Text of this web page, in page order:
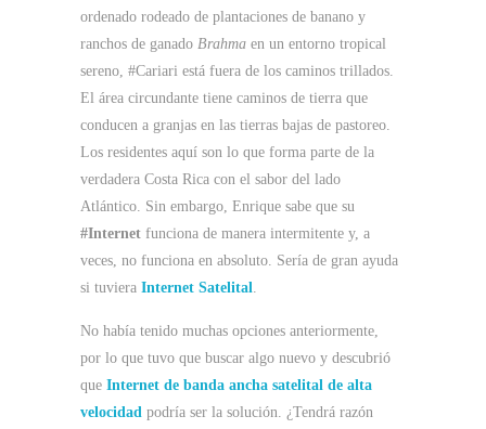
ordenado rodeado de plantaciones de banano y
ranchos de ganado Brahma en un entorno tropical
sereno, #Cariari está fuera de los caminos trillados.
El área circundante tiene caminos de tierra que
conducen a granjas en las tierras bajas de pastoreo.
Los residentes aquí son lo que forma parte de la
verdadera Costa Rica con el sabor del lado
Atlántico. Sin embargo, Enrique sabe que su
#Internet funciona de manera intermitente y, a
veces, no funciona en absoluto. Sería de gran ayuda
si tuviera Internet Satelital.
No había tenido muchas opciones anteriormente,
por lo que tuvo que buscar algo nuevo y descubrió
que Internet de banda ancha satelital de alta
velocidad podría ser la solución. ¿Tendrá razón